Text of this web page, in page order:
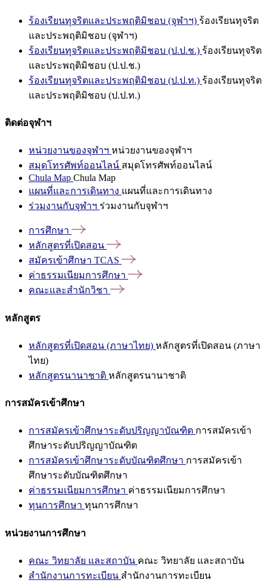
ร้องเรียนทุจริตและประพฤติมิชอบ (จุฬาฯ) ร้องเรียนทุจริต
และประพฤติมิชอบ (จุฬาฯ)
ร้องเรียนทุจริตและประพฤติมิชอบ (ป.ป.ช.) ร้องเรียนทุจริต
และประพฤติมิชอบ (ป.ป.ช.)
ร้องเรียนทุจริตและประพฤติมิชอบ (ป.ป.ท.) ร้องเรียนทุจริต
และประพฤติมิชอบ (ป.ป.ท.)
ติดต่อจุฬาฯ
หน่วยงานของจุฬาฯ หน่วยงานของจุฬาฯ
สมุดโทรศัพท์ออนไลน์ สมุดโทรศัพท์ออนไลน์
Chula Map Chula Map
แผนที่และการเดินทาง แผนที่และการเดินทาง
ร่วมงานกับจุฬาฯ ร่วมงานกับจุฬาฯ
การศึกษา
หลักสูตรที่เปิดสอน
สมัครเข้าศึกษา TCAS
ค่าธรรมเนียมการศึกษา
คณะและสำนักวิชา
หลักสูตร
หลักสูตรที่เปิดสอน (ภาษาไทย) หลักสูตรที่เปิดสอน (ภาษา
ไทย)
หลักสูตรนานาชาติ หลักสูตรนานาชาติ
การสมัครเข้าศึกษา
การสมัครเข้าศึกษาระดับปริญญาบัณฑิต การสมัครเข้า
ศึกษาระดับปริญญาบัณฑิต
การสมัครเข้าศึกษาระดับบัณฑิตศึกษา การสมัครเข้า
ศึกษาระดับบัณฑิตศึกษา
ค่าธรรมเนียมการศึกษา ค่าธรรมเนียมการศึกษา
ทุนการศึกษา ทุนการศึกษา
หน่วยงานการศึกษา
คณะ วิทยาลัย และสถาบัน คณะ วิทยาลัย และสถาบัน
สำนักงานการทะเบียน สำนักงานการทะเบียน